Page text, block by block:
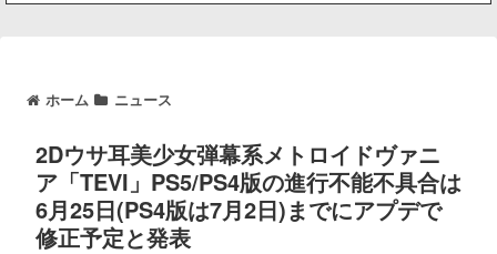
ホーム ニュース
2Dウサ耳美少女弾幕系メトロイドヴァニ
ア「TEVI」PS5/PS4版の進行不能不具合は
6月25日(PS4版は7月2日)までにアプデで
修正予定と発表